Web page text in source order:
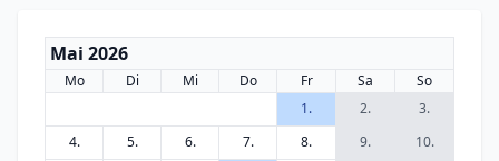
Mai 2026
Mo Di Mi Do Fr Sa
So
1.
2.
3.
4.
5. 6. 7. 8. 9.
10.